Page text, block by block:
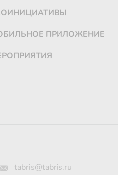
ПРИЛОЖЕНИЕ
tabris@tabris.ru